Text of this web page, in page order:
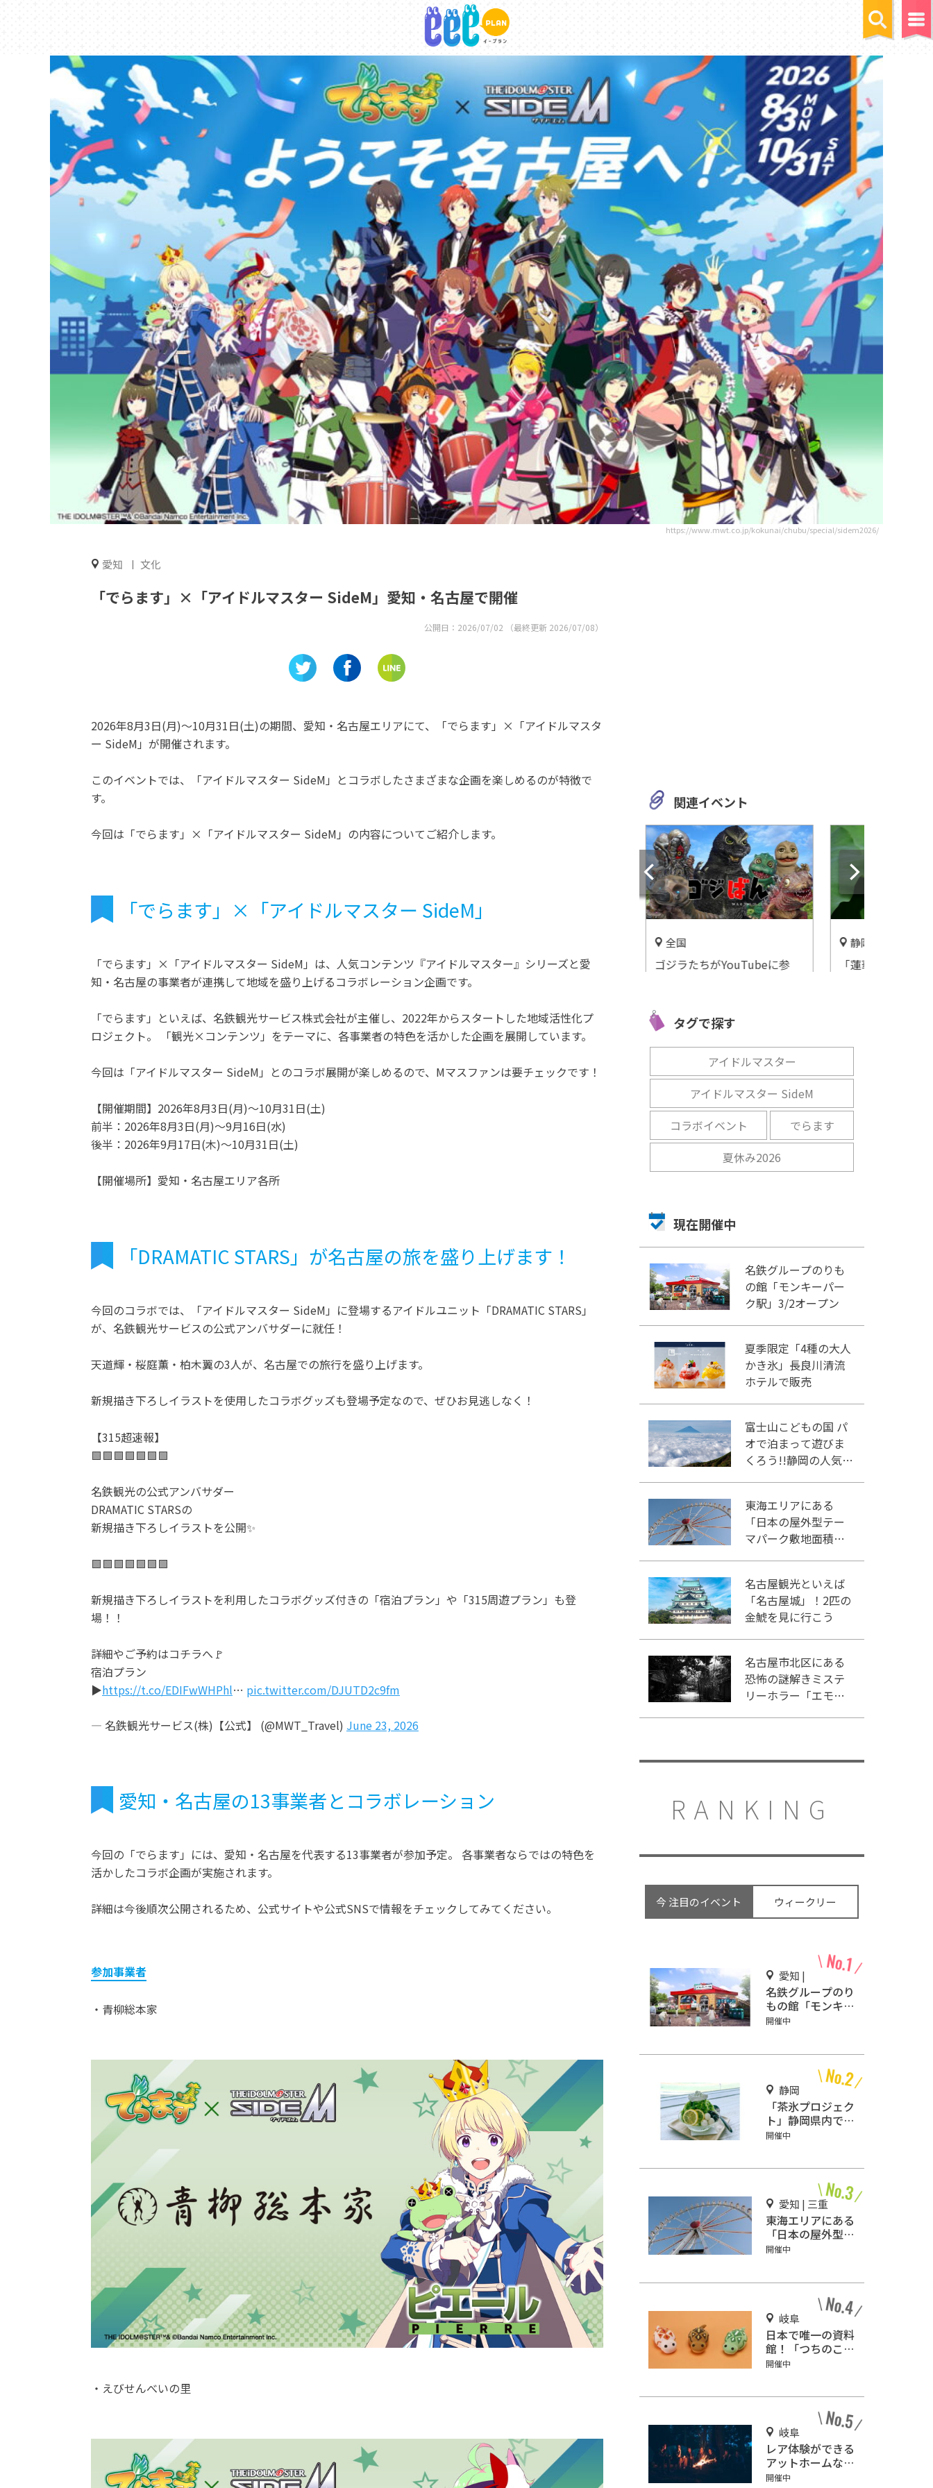
https://www.mwt.co.jp/kokunai/chubu/special/sidem2026/
愛知 文化
「でらます」×「アイドルマスター SideM」愛知・名古屋で開催
公開日： 2026/07/02 （最終更新 2026/07/08）
2026年8月3日(月)～10月31日(土)の期間、愛知・名古屋エリアにて、「でらます」×「アイドルマスタ
ー SideM」が開催されます。
このイベントでは、「アイドルマスター SideM」とコラボしたさまざまな企画を楽しめるのが特徴で
す。
今回は「でらます」×「アイドルマスター SideM」の内容についてご紹介します。
「でらます」×「アイドルマスター SideM」
「でらます」×「アイドルマスター SideM」は、人気コンテンツ『アイドルマスター』シリーズと愛
知・名古屋の事業者が連携して地域を盛り上げるコラボレーション企画です。
「でらます」といえば、名鉄観光サービス株式会社が主催し、2022年からスタートした地域活性化プ
ロジェクト。 「観光×コンテンツ」をテーマに、各事業者の特色を活かした企画を展開しています。
今回は「アイドルマスター SideM」とのコラボ展開が楽しめるので、Mマスファンは要チェックです！
【開催期間】2026年8月3日(月)～10月31日(土)
前半：2026年8月3日(月)～9月16日(水)
後半：2026年9月17日(木)～10月31日(土)
【開催場所】愛知・名古屋エリア各所
「DRAMATIC STARS」が名古屋の旅を盛り上げます！
今回のコラボでは、「アイドルマスター SideM」に登場するアイドルユニット「DRAMATIC STARS」
が、名鉄観光サービスの公式アンバサダーに就任！
天道輝・桜庭薫・柏木翼の3人が、名古屋での旅行を盛り上げます。
新規描き下ろしイラストを使用したコラボグッズも登場予定なので、ぜひお見逃しなく！
【315超速報】
🟩🟩🟩🟩🟩🟩🟩
名鉄観光の公式アンバサダー
DRAMATIC STARSの
新規描き下ろしイラストを公開✨
🟩🟩🟩🟩🟩🟩🟩
新規描き下ろしイラストを利用したコラボグッズ付きの「宿泊プラン」や「315周遊プラン」も登
場！！
詳細やご予約はコチラへ🚩
宿泊プラン
▶️https://t.co/EDIFwWHPhl… pic.twitter.com/DJUTD2c9fm
— 名鉄観光サービス(株)【公式】 (@MWT_Travel) June 23, 2026
愛知・名古屋の13事業者とコラボレーション
今回の「でらます」には、愛知・名古屋を代表する13事業者が参加予定。 各事業者ならではの特色を
活かしたコラボ企画が実施されます。
詳細は今後順次公開されるため、公式サイトや公式SNSで情報をチェックしてみてください。
参加事業者
・青柳総本家
・えびせんべいの里
関連イベント
ランチ＆ディナーブッフェ
「～Taste of Hawaii～」名古
屋プリンスホテル スカイタワ
ーで開催
ゴジラたちがYouTubeに参
開催中
「蓮華寺池公園」で楽しむ、
タグで探す
アイドルマスター
アイドルマスター SideM
コラボイベント
でらます
夏休み2026
現在開催中
名鉄グループのりも
の館「モンキーパー
ク駅」3/2オープン
夏季限定「4種の大人
かき氷」長良川清流
ホテルで販売
富士山こどもの国 パ
オで泊まって遊びま
くろう!!静岡の人気冒
東海エリアにある
「日本の屋外型テー
マパーク敷地面積ラ
名古屋観光といえば
「名古屋城」！2匹の
金鯱を見に行こう
名古屋市北区にある
恐怖の謎解きミステ
リーホラー「エモい
RANKING
今 注目のイベント ウィークリー
愛知 |
名鉄グループのり
もの館「モンキー
パーク駅」3/2オ
開催中
静岡
「茶氷プロジェク
ト」静岡県内で
65店舗で開催
開催中
愛知 | 三重
東海エリアにある
「日本の屋外型テ
ーマパーク敷地面
開催中
岐阜
日本で唯一の資料
館！「つちのこ
館」
開催中
岐阜
レア体験ができる
アットホームなキ
ャンプ場「ネイチ
開催中